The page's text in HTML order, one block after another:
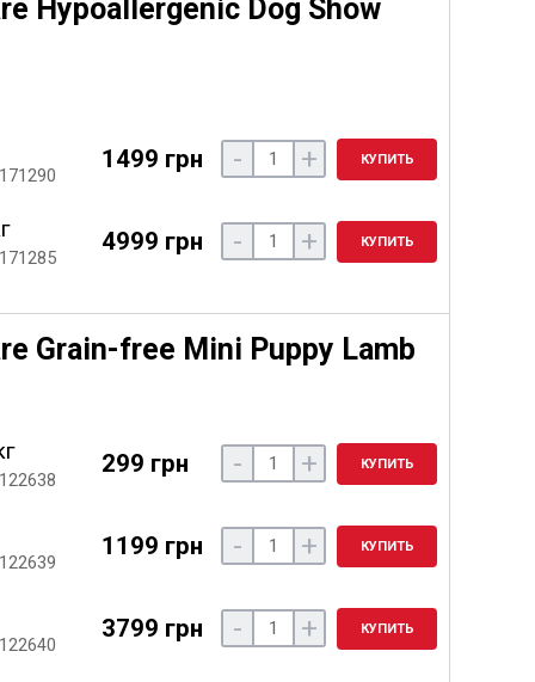
Hypoallergenic Dog Show
1499 грн - + КУПИТЬ
4999 грн - + КУПИТЬ
Grain-free Mini Puppy Lamb
299 грн - + КУПИТЬ
1199 грн - + КУПИТЬ
3799 грн - + КУПИТЬ